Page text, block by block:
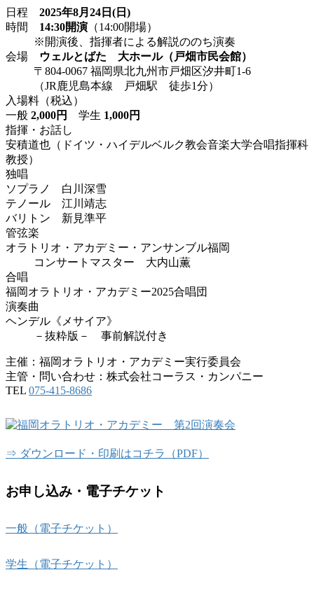
日程 2025年8月24日(日)
時間 14:30開演 （14:00開場）
※開演後、指揮者による解説ののち演奏
会場
ウェルとばた 大ホール（戸畑市民会館）
〒804-0067 福岡県北九州市戸畑区汐井町1-6
（JR鹿児島本線 戸畑駅 徒歩1分）
入場料（税込）
一般 2,000円 学生 1,000円
指揮・お話し
安積道也（ドイツ・ハイデルベルク教会音楽大学合唱指揮科
教授）
独唱
ソプラノ 白川深雪
テノール 江川靖志
バリトン 新見準平
管弦楽
オラトリオ・アカデミー・アンサンブル福岡
コンサートマスター 大内山薫
合唱
福岡オラトリオ・アカデミー2025合唱団
演奏曲
ヘンデル《メサイア》
－抜粋版－ 事前解説付き
主催：福岡オラトリオ・アカデミー実行委員会
主管・問い合わせ：株式会社コーラス・カンパニー
TEL 075-415-8686
⇒ ダウンロード・印刷はコチラ（PDF）
お申し込み・電子チケット
一般（電子チケット）
学生（電子チケット）